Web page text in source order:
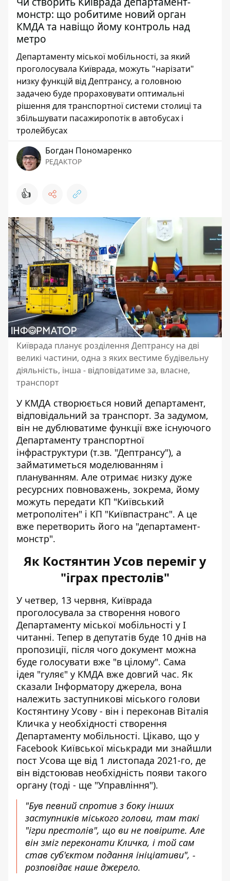
монстр: що робитиме новий орган
КМДА та навіщо йому контроль над
метро
Департаменту міської мобільності, за який
проголосувала Київрада, можуть "нарізати"
низку функцій від Дептрансу, а головною
задачею буде прораховувати оптимальні
рішення для транспортної системи столиці та
збільшувати пасажиропотік в автобусах і
тролейбусах
Богдан Пономаренко
РЕДАКТОР
👍
Київрада планує розділення Дептрансу на дві
великі частини, одна з яких вестиме будівельну
діяльність, інша - відповідатиме за, власне,
транспорт
У КМДА створюється новий департамент,
відповідальний за транспорт. За задумом,
він не дублюватиме функції вже існуючого
Департаменту транспортної
інфраструктури (т.зв. "Дептрансу"), а
займатиметься моделюванням і
плануванням. Але отримає низку дуже
ресурсних повноважень, зокрема, йому
можуть передати КП "Київський
метрополітен" і КП "Київпастранс". А це
вже перетворить його на "департамент-
монстр".
Як Костянтин Усов переміг у
"іграх престолів"
У четвер, 13 червня, Київрада
проголосувала за створення нового
Департаменту міської мобільності у І
читанні. Тепер в депутатів буде 10 днів на
пропозиції, після чого документ можна
буде голосувати вже "в цілому". Сама
ідея "гуляє" у КМДА вже довгий час. Як
сказали Інформатору джерела, вона
належить заступникові міського голови
Костянтину Усову - він і переконав Віталія
Кличка у необхідності створення
Департаменту мобільності. Цікаво, що у
Facebook Київської міськради ми знайшли
пост Усова ще від 1 листопада 2021-го, де
він відстоював необхідність появи такого
органу (тоді - ще "Управління").
"Був певний спротив з боку інших
заступників міського голови, там такі
"ігри престолів", що ви не повірите. Але
він зміг переконати Кличка, і той сам
став суб'єктом подання ініціативи", -
розповідає наше джерело.